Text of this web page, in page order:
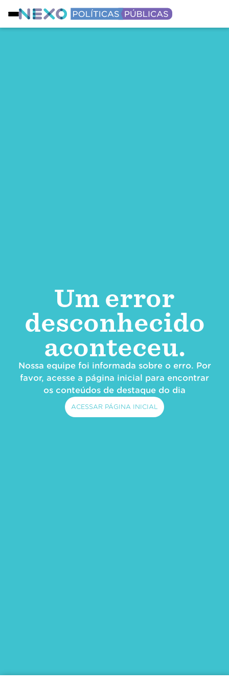
Um error
desconhecido
aconteceu.
Nossa equipe foi informada sobre o erro. Por
favor, acesse a página inicial para encontrar
os conteúdos de destaque do dia
ACESSAR PÁGINA INICIAL